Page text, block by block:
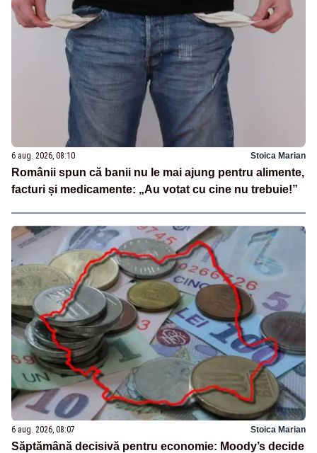
6 aug. 2026, 08:10 Stoica Marian
Românii spun că banii nu le mai ajung pentru alimente,
facturi și medicamente: „Au votat cu cine nu trebuie!”
6 aug. 2026, 08:07 Stoica Marian
Săptămână decisivă pentru economie: Moody’s decide